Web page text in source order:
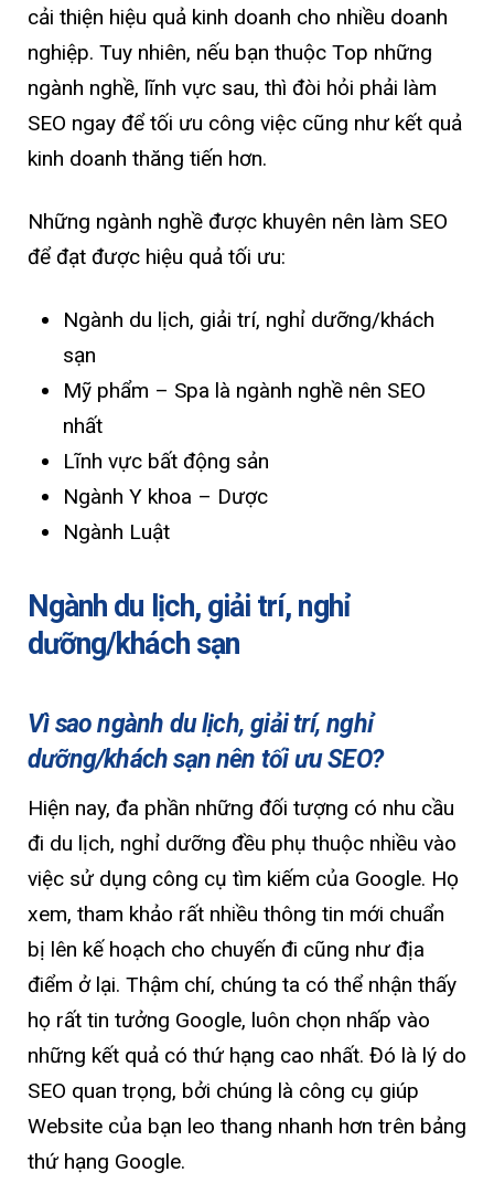
cải thiện hiệu quả kinh doanh cho nhiều doanh
nghiệp. Tuy nhiên, nếu bạn thuộc Top những
ngành nghề, lĩnh vực sau, thì đòi hỏi phải làm
SEO ngay để tối ưu công việc cũng như kết quả
kinh doanh thăng tiến hơn.
Những ngành nghề được khuyên nên làm SEO
để đạt được hiệu quả tối ưu:
Ngành du lịch, giải trí, nghỉ dưỡng/khách
sạn
Mỹ phẩm – Spa là ngành nghề nên SEO
nhất
Lĩnh vực bất động sản
Ngành Y khoa – Dược
Ngành Luật
Ngành du lịch, giải trí, nghỉ
dưỡng/khách sạn
Vì sao ngành du lịch, giải trí, nghỉ
dưỡng/khách sạn nên tối ưu SEO?
Hiện nay, đa phần những đối tượng có nhu cầu
đi du lịch, nghỉ dưỡng đều phụ thuộc nhiều vào
việc sử dụng công cụ tìm kiếm của Google. Họ
xem, tham khảo rất nhiều thông tin mới chuẩn
bị lên kế hoạch cho chuyến đi cũng như địa
điểm ở lại. Thậm chí, chúng ta có thể nhận thấy
họ rất tin tưởng Google, luôn chọn nhấp vào
những kết quả có thứ hạng cao nhất. Đó là lý do
SEO quan trọng, bởi chúng là công cụ giúp
Website của bạn leo thang nhanh hơn trên bảng
thứ hạng Google.